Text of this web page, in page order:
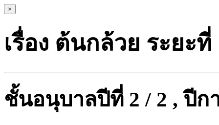
×
เรื่อง ต้นกล้วย ระยะที่
ชั้นอนุบาลปีที่ 2 / 2 , ปีก